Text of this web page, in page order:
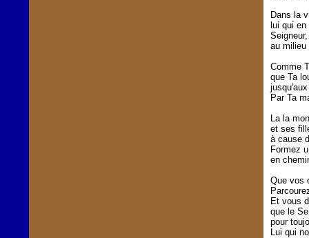
Dans la
lui qui
au milieu
Comme
que Ta
Par Ta
La la
et ses
à cause
Formez
en
Que vos
Et vous
que le
pour
Lui qui